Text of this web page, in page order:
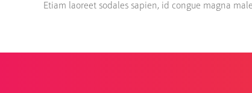
Etiam laoreet sodales sapien, id congue magna